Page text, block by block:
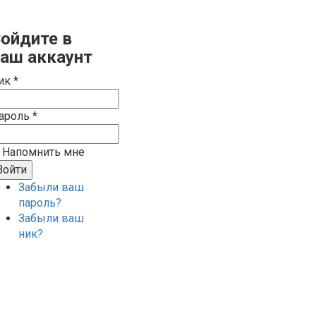
в
аккаунт
*
*
Напомнить мне
Забыли ваш
пароль?
Забыли ваш
ник?